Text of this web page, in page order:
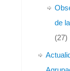
de
(27)